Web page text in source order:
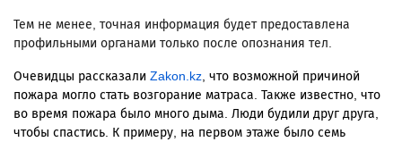
Тем не менее, точная информация будет предоставлена
профильными органами только после опознания тел.
Очевидцы рассказали Zakon.kz, что возможной причиной
пожара могло стать возгорание матраса. Также известно, что
во время пожара было много дыма. Люди будили друг друга,
чтобы спастись. К примеру, на первом этаже было семь